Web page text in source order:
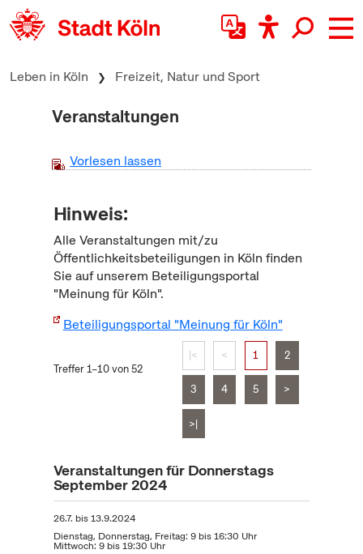
zum Inhalt springen
Leben in Köln Freizeit, Natur und Sport
Veranstaltungen
Vorlesen lassen
Hinweis:
Alle Veranstaltungen mit/zu
Öffentlichkeitsbeteiligungen in Köln finden
Sie auf unserem Beteiligungsportal
"Meinung für Köln".
Beteiligungsportal "Meinung für Köln"
Treffer 1–10 von 52
|< < 1 2
3 4 5 >
>|
Veranstaltungen für Donnerstags
September 2024
26.7. bis13.9.2024
Dienstag, Donnerstag, Freitag: 9 bis 16:30 Uhr
Mittwoch: 9 bis 19:30 Uhr